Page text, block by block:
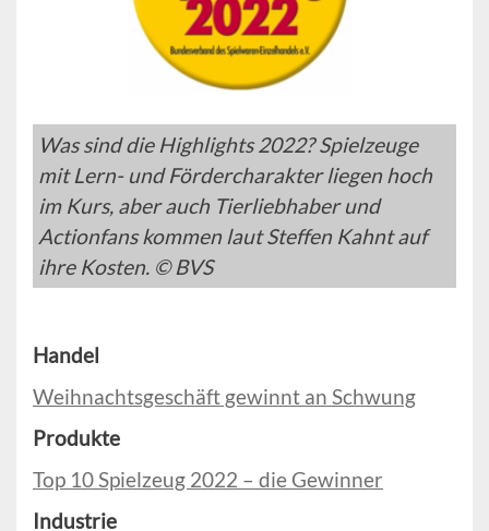
Was sind die Highlights 2022? Spielzeuge
mit Lern- und Fördercharakter liegen hoch
im Kurs, aber auch Tierliebhaber und
Actionfans kommen laut Steffen Kahnt auf
ihre Kosten. © BVS
Handel
Weihnachtsgeschäft gewinnt an Schwung
Produkte
Top 10 Spielzeug 2022 – die Gewinner
Industrie